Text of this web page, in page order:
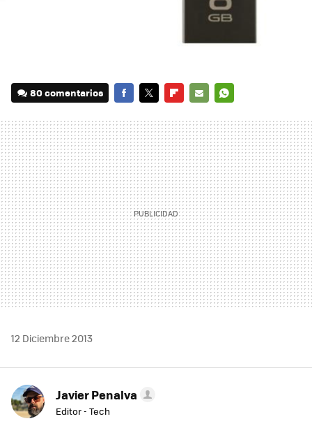
80 comentarios
MAIL
12 Diciembre 2013
Javier Penalva
Editor - Tech